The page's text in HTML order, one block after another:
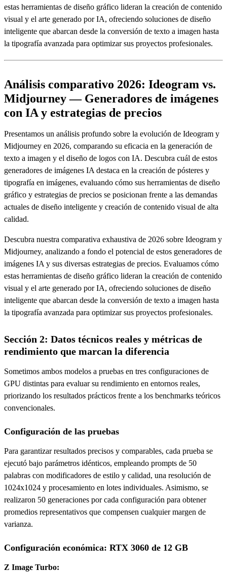
estas herramientas de diseño gráfico lideran la creación de contenido
visual y el arte generado por IA, ofreciendo soluciones de diseño
inteligente que abarcan desde la conversión de texto a imagen hasta
la tipografía avanzada para optimizar sus proyectos profesionales.
Análisis comparativo 2026: Ideogram vs.
Midjourney — Generadores de imágenes
con IA y estrategias de precios
Presentamos un análisis profundo sobre la evolución de Ideogram y
Midjourney en 2026, comparando su eficacia en la generación de
texto a imagen y el diseño de logos con IA. Descubra cuál de estos
generadores de imágenes IA destaca en la creación de pósteres y
tipografía en imágenes, evaluando cómo sus herramientas de diseño
gráfico y estrategias de precios se posicionan frente a las demandas
actuales de diseño inteligente y creación de contenido visual de alta
calidad.
Descubra nuestra comparativa exhaustiva de 2026 sobre Ideogram y
Midjourney, analizando a fondo el potencial de estos generadores de
imágenes IA y sus diversas estrategias de precios. Evaluamos cómo
estas herramientas de diseño gráfico lideran la creación de contenido
visual y el arte generado por IA, ofreciendo soluciones de diseño
inteligente que abarcan desde la conversión de texto a imagen hasta
la tipografía avanzada para optimizar sus proyectos profesionales.
Sección 2: Datos técnicos reales y métricas de
rendimiento que marcan la diferencia
Sometimos ambos modelos a pruebas en tres configuraciones de
GPU distintas para evaluar su rendimiento en entornos reales,
priorizando los resultados prácticos frente a los benchmarks teóricos
convencionales.
Configuración de las pruebas
Para garantizar resultados precisos y comparables, cada prueba se
ejecutó bajo parámetros idénticos, empleando prompts de 50
palabras con modificadores de estilo y calidad, una resolución de
1024x1024 y procesamiento en lotes individuales. Asimismo, se
realizaron 50 generaciones por cada configuración para obtener
promedios representativos que compensen cualquier margen de
varianza.
Configuración económica: RTX 3060 de 12 GB
Z Image Turbo: